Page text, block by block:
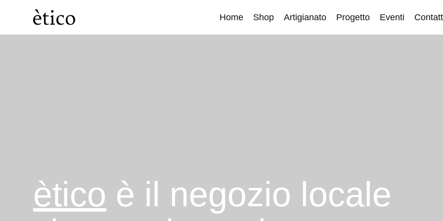
Home Shop Artigianato Progetto Eventi
ètico è il negozio locale